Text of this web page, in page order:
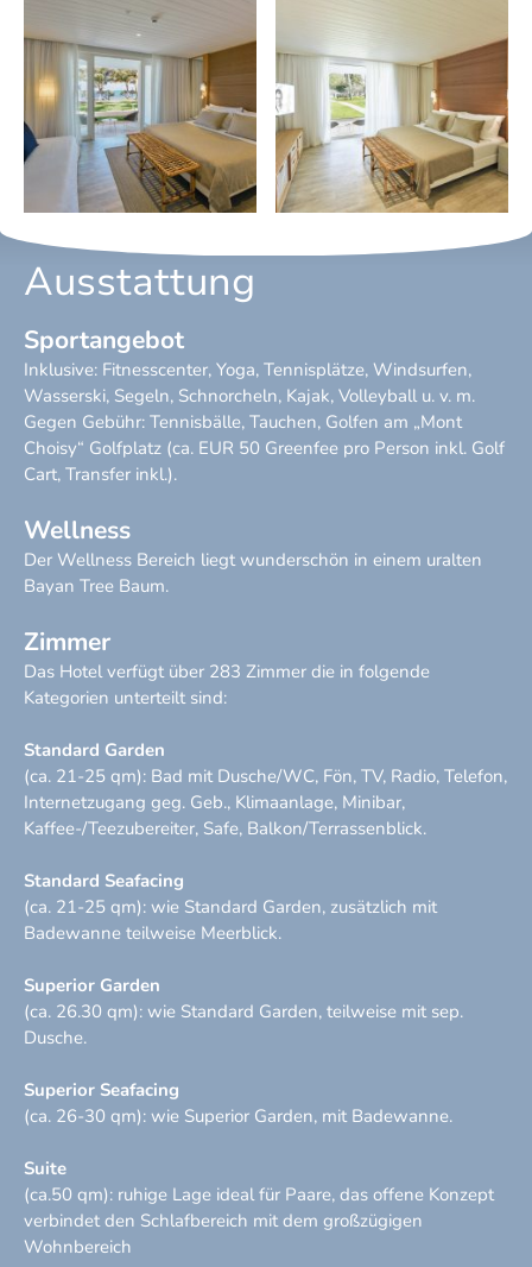
Ausstattung
Sportangebot
Inklusive: Fitnesscenter, Yoga, Tennisplätze, Windsurfen,
Wasserski, Segeln, Schnorcheln, Kajak, Volleyball u. v. m.
Gegen Gebühr: Tennisbälle, Tauchen, Golfen am „Mont
Choisy“ Golfplatz (ca. EUR 50 Greenfee pro Person inkl. Golf
Cart, Transfer inkl.).
Wellness
Der Wellness Bereich liegt wunderschön in einem uralten
Bayan Tree Baum.
Zimmer
Das Hotel verfügt über 283 Zimmer die in folgende
Kategorien unterteilt sind:
​Standard Garden
(ca. 21-25 qm): Bad mit Dusche/WC, Fön, TV, Radio, Telefon,
Internetzugang geg. Geb., Klimaanlage, Minibar,
Kaffee-/Teezubereiter, Safe, Balkon/Terrassenblick.
Standard Seafacing
(ca. 21-25 qm): wie Standard Garden, zusätzlich mit
Badewanne teilweise Meerblick.
Superior Garden
(ca. 26.30 qm): wie Standard Garden, teilweise mit sep.
Dusche.
​Superior Seafacing
(ca. 26-30 qm): wie Superior Garden, mit Badewanne.
Suite
(ca.50 qm): ruhige Lage ideal für Paare, das offene Konzept
verbindet den Schlafbereich mit dem großzügigen
Wohnbereich